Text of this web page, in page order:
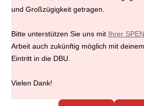
und Großzügigkeit getragen.
Bitte unterstützen Sie uns mit Ihrer
Arbeit auch zukünftig möglich mit
Eintritt in die DBU.
Vielen Dank!